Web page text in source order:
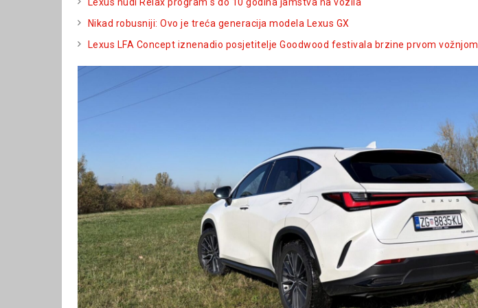
Nikad robusniji: Ovo je treća generacija modela Lexus GX
Lexus LFA Concept iznenadio posjetitelje Goodwood festivala brzine prvom vožnjom